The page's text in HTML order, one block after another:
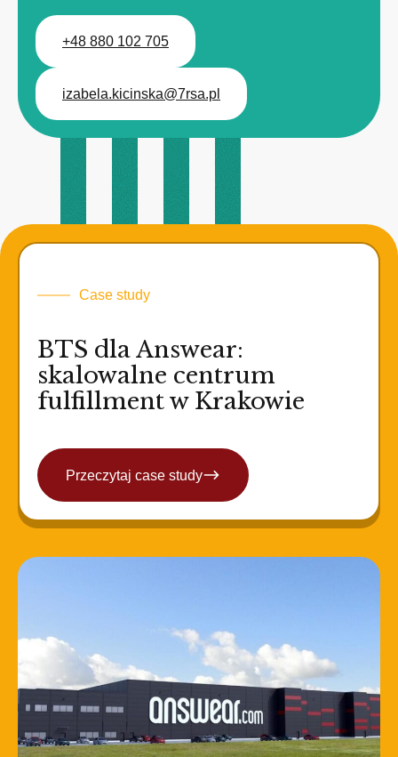
+48 880 102 705
izabela.kicinska@7rsa.pl
Case study
BTS dla Answear:
skalowalne centrum
fulfillment w Krakowie
Przeczytaj case study